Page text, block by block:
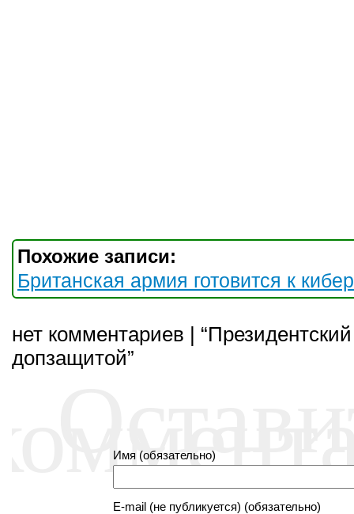
Похожие записи:
Британская армия готовится к
нет комментариев |
допзащитой”
Имя (обязательно)
E-mail (не публикуется) (обязательно)